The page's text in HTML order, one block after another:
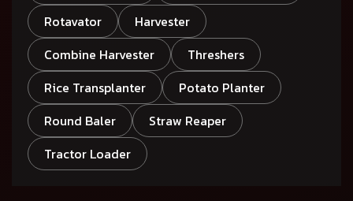
Rotavator
Harvester
Combine Harvester
Threshers
Rice Transplanter
Potato Planter
Round Baler
Straw Reaper
Tractor Loader